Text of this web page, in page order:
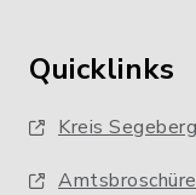
Quicklinks
Kreis Segeberg
Amtsbroschüre